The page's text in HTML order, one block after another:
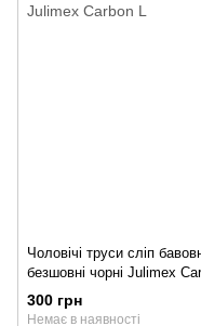
Чоловічі труси сліп
безшовні чорні Julimex
L
300 грн
Немає в наявності